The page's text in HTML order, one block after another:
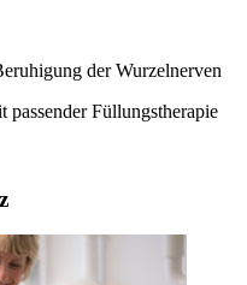
der Wurzelnerven
passender Füllungstherapie